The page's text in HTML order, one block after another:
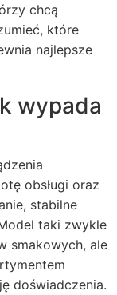
chcą
które
najlepsze
wypada
obsługi oraz
stabilne
taki zwykle
smakowych, ale
doświadczenia.